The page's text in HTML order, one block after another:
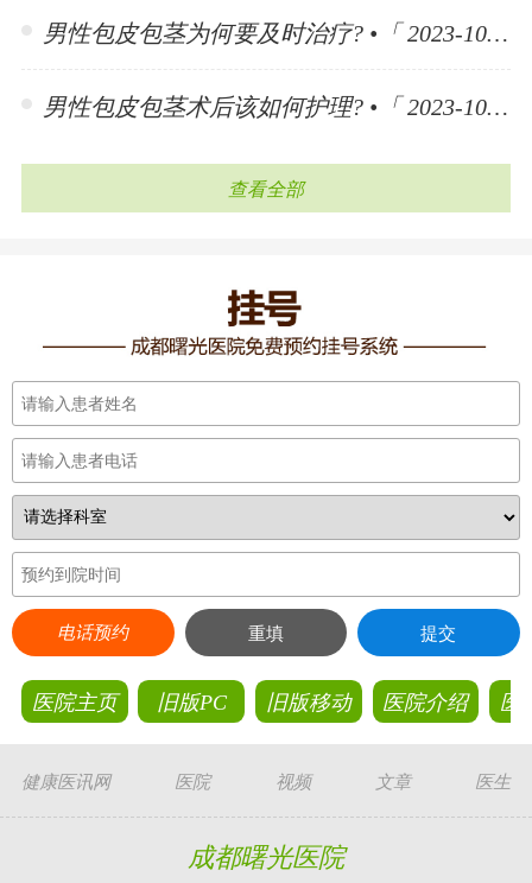
男性包皮包茎为何要及时治疗? •「 2023-10-30 」
男性包皮包茎术后该如何护理? •「 2023-10-30 」
查看全部
电话预约 重填 提交
医院主页 旧版PC 旧版移动 医院介绍 医
健康医讯网 医院 视频 文章 医生
成都曙光医院